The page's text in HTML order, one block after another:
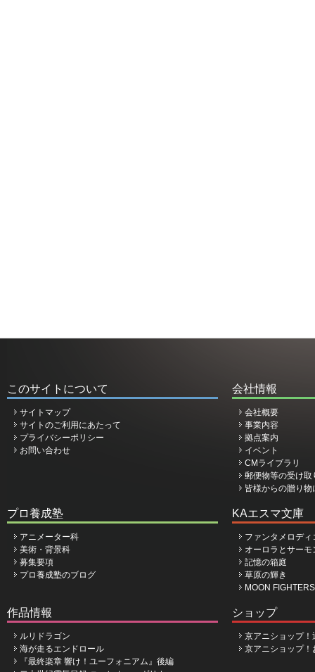
このサイトについて
サイトマップ
サイトのご利用にあたって
プライバシーポリシー
お問い合わせ
会社情報
会社概要
事業内容
拠点案内
イベント
CMライブラリ
郵便物等の受け取
皆様からの贈り
プロ養成塾
アニメーター科
美術・背景科
募集要項
プロ養成塾のブログ
KAエスマ文庫
ファンタメロデ
オーロラとサーモ
記憶の箱庭
草原の輝き
MOON
作品情報
ルリドラゴン
海が走るエンドロール
『最終楽章 響け！ユーフォニアム』後編
ショップ
京アニショップ！
京アニショップ！